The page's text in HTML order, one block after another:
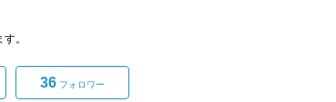
。
36 フォロワー